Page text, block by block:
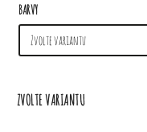
BARVY
ZVOLTE VARIANTU